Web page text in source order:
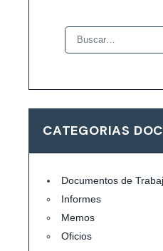
CATEGORIAS
Documentos de
Informes
Memos
Oficios